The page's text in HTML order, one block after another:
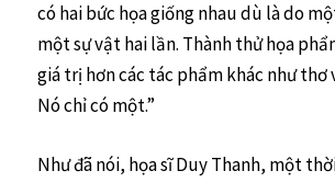
có hai bức họa giống nhau dù là do
một sự vật hai lần. Thành thử họa
giá trị hơn các tác phẩm khác như thơ
Nó chỉ có một.”
Như đã nói, họa sĩ Duy Thanh, một